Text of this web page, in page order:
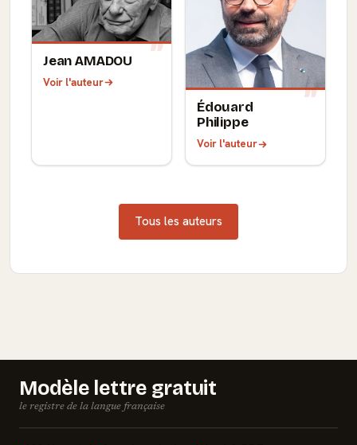
Jean AMADOU
Voir l'auteur
Édouard
Philippe
Voir l'auteur
Tous les auteurs
Modèle lettre gratuit
le registre de la langue française